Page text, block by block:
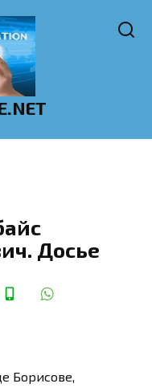
Досье
Борисове,